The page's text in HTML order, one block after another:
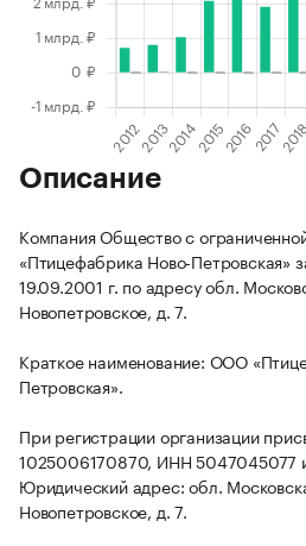
Описание
Компания Общество с
«Птицефабрика Ново-Петровская»
19.09.2001 г. по адресу обл.
Новопетровское, д. 7.
Краткое наименование: ООО
Петровская».
При регистрации организации
1025006170870, ИНН 5047045077
Юридический адрес: обл.
Новопетровское, д. 7.